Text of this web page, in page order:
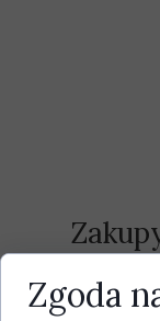
03 sierpnia
Zgoda